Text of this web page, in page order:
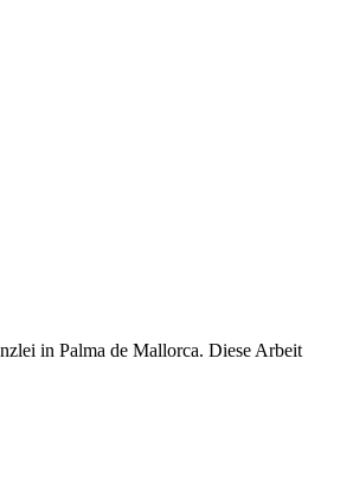
in Palma de Mallorca. Diese Arbeit